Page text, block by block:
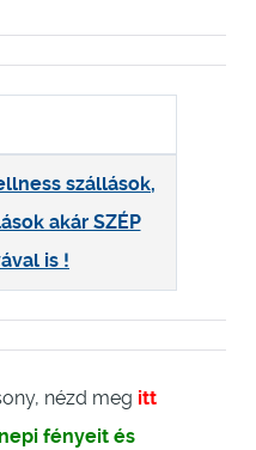
szállások,
akár SZÉP
is !
nézd meg itt
fényeit és